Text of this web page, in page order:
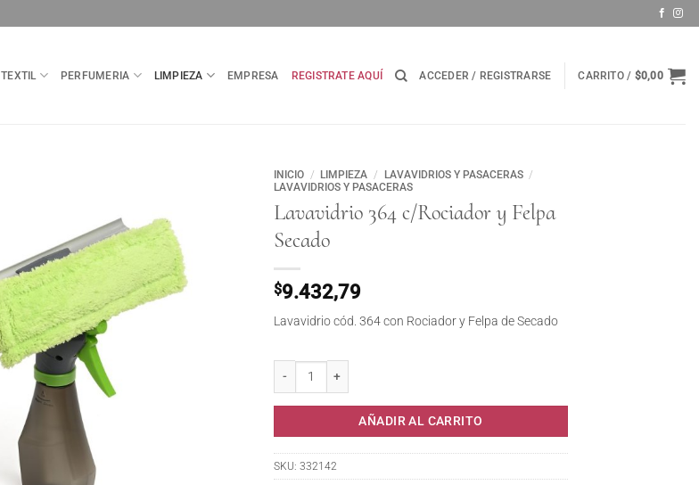
TEXTIL PERFUMERIA LIMPIEZA EMPRESA REGISTRATE AQUÍ ACCEDER / REGISTRARSE CARRITO / $0,00
INICIO / LIMPIEZA / LAVAVIDRIOS Y PASACERAS /
LAVAVIDRIOS Y PASACERAS
Lavavidrio 364 c/Rociador y Felpa
Secado
$9.432,79
Lavavidrio cód. 364 con Rociador y Felpa de Secado
AÑADIR AL CARRITO
SKU: 332142